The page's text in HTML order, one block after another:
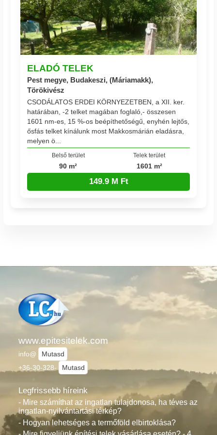
ELADÓ TELEK
Pest megye, Budakeszi, (Máriamakk),
Törökivész
CSODÁLATOS ERDEI KÖRNYEZETBEN, a XII. ker.
határában, -2 telket magában foglaló,- összesen
1601 nm-es, 15 %-os beépíthetőségű, enyhén lejtős,
ősfás telket kínálunk most Makkosmárián eladásra,
melyen ö...
Belső terület
90 m²
Telek terület
1601 m²
149.9 M Ft
www.epitesitelek.com
info@
Mutasd
+36-30-328-
Mutasd
Legfrissebb híreink
- Mire számíthat az ingatlan tulajdonosa, ha téves az
ingatlan-nyilvántartási térkép?
- Hogyan lehetséges a termőföld elbirtoklása?